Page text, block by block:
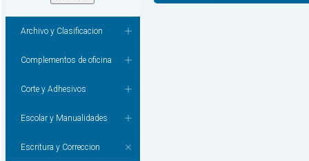
Archivo y Clasificacion
Complementos de oficina
Corte y Adhesivos
Escolar y Manualidades
Escritura y Correccion